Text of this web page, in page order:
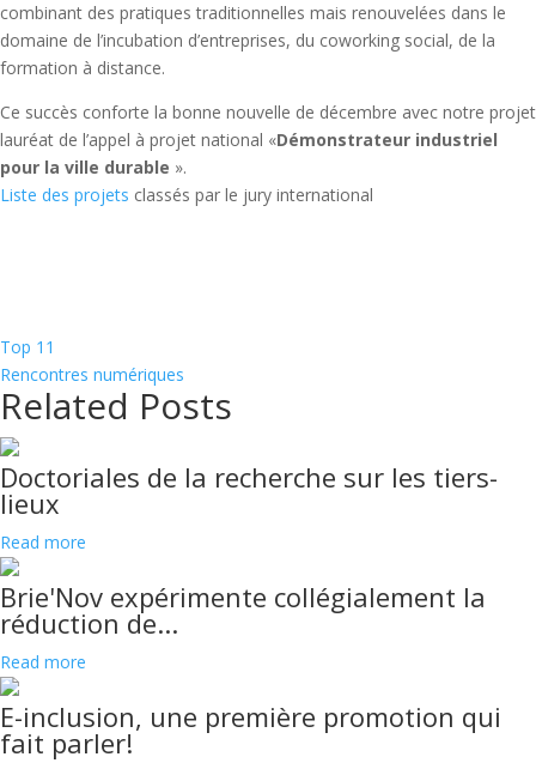
combinant des pratiques traditionnelles mais renouvelées dans le
domaine de l’incubation d’entreprises, du coworking social, de la
formation à distance.
Ce succès conforte la bonne nouvelle de décembre avec notre projet
lauréat de l’appel à projet national «Démonstrateur industriel
pour la ville durable ».
Liste des projets classés par le jury international
Top 11
Rencontres numériques
Related Posts
Doctoriales de la recherche sur les tiers-
lieux
Read more
Brie'Nov expérimente collégialement la
réduction de...
Read more
E-inclusion, une première promotion qui
fait parler!